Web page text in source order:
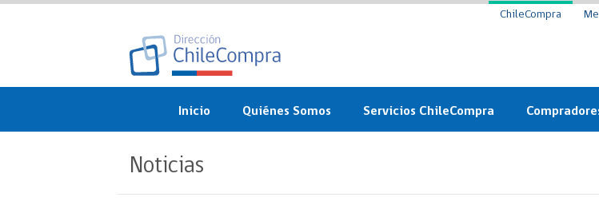
ChileCompra
Inicio Quiénes Somos
objetivos
Servicios ChileCompra
ChileCompra
Circular
Noticias